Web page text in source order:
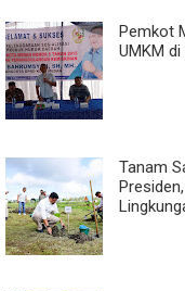
Pemkot
UMKM
Tanam